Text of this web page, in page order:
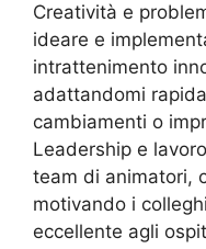
Creatività e
ideare e
intrattenimento
adattandomi
cambiamenti o
Leadership e
team di animatori,
motivando i
eccellente agli